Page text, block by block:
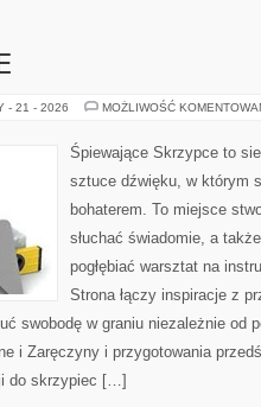
- 21 - 2026 MOŻLIWOŚĆ
Śpiewające Skrzypce to
sztuce dźwięku, w którym
bohaterem. To miejsce
słuchać świadomie, a
pogłębiać warsztat na
Strona łączy inspiracje z
swobodę w graniu niezależnie od
i Zaręczyny i przygotowania
do skrzypiec […]